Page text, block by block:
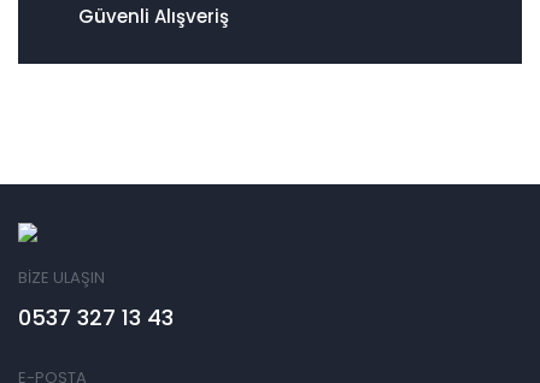
Güvenli Alışveriş
BİZE ULAŞIN
0537 327 13 43
E-POSTA